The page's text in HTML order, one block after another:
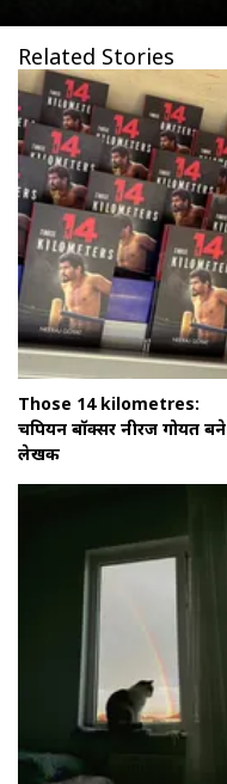
Related Stories
Those 14 kilometres:
चैंपियन बॉक्सर नीरज गोयत बने
लेखक